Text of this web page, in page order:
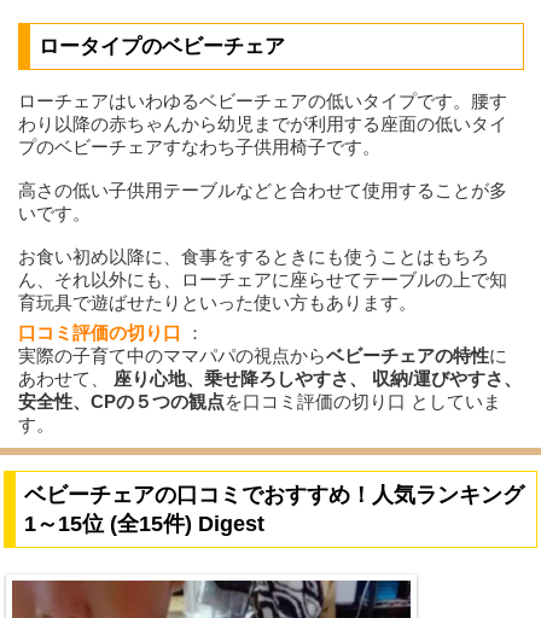
ロータイプのベビーチェア
ローチェアはいわゆるベビーチェアの低いタイプです。腰す
わり以降の赤ちゃんから幼児までが利用する座面の低いタイ
プのベビーチェアすなわち子供用椅子です。
高さの低い子供用テーブルなどと合わせて使用することが多
いです。
お食い初め以降に、食事をするときにも使うことはもちろ
ん、それ以外にも、ローチェアに座らせてテーブルの上で知
育玩具で遊ばせたりといった使い方もあります。
口コミ評価の切り口 ：
実際の子育て中のママパパの視点からベビーチェアの特性に
あわせて、 座り心地、乗せ降ろしやすさ、 収納/運びやすさ、
安全性、CPの５つの観点を口コミ評価の切り口 としていま
す。
ベビーチェアの口コミでおすすめ！人気ランキング
1～15位 (全15件) Digest